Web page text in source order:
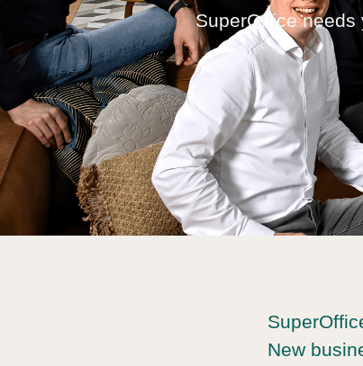
SuperOffice
New